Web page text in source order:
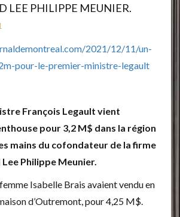
LEE PHILIPPE MEUNIER.
2021/12/11/un-
pour-le-premier-ministre-legault
François Legault vient
pour 3,2 M$ dans la région
mains du cofondateur de la firme
Philippe Meunier.
Isabelle Brais avaient vendu en
d’Outremont, pour 4,25 M$.